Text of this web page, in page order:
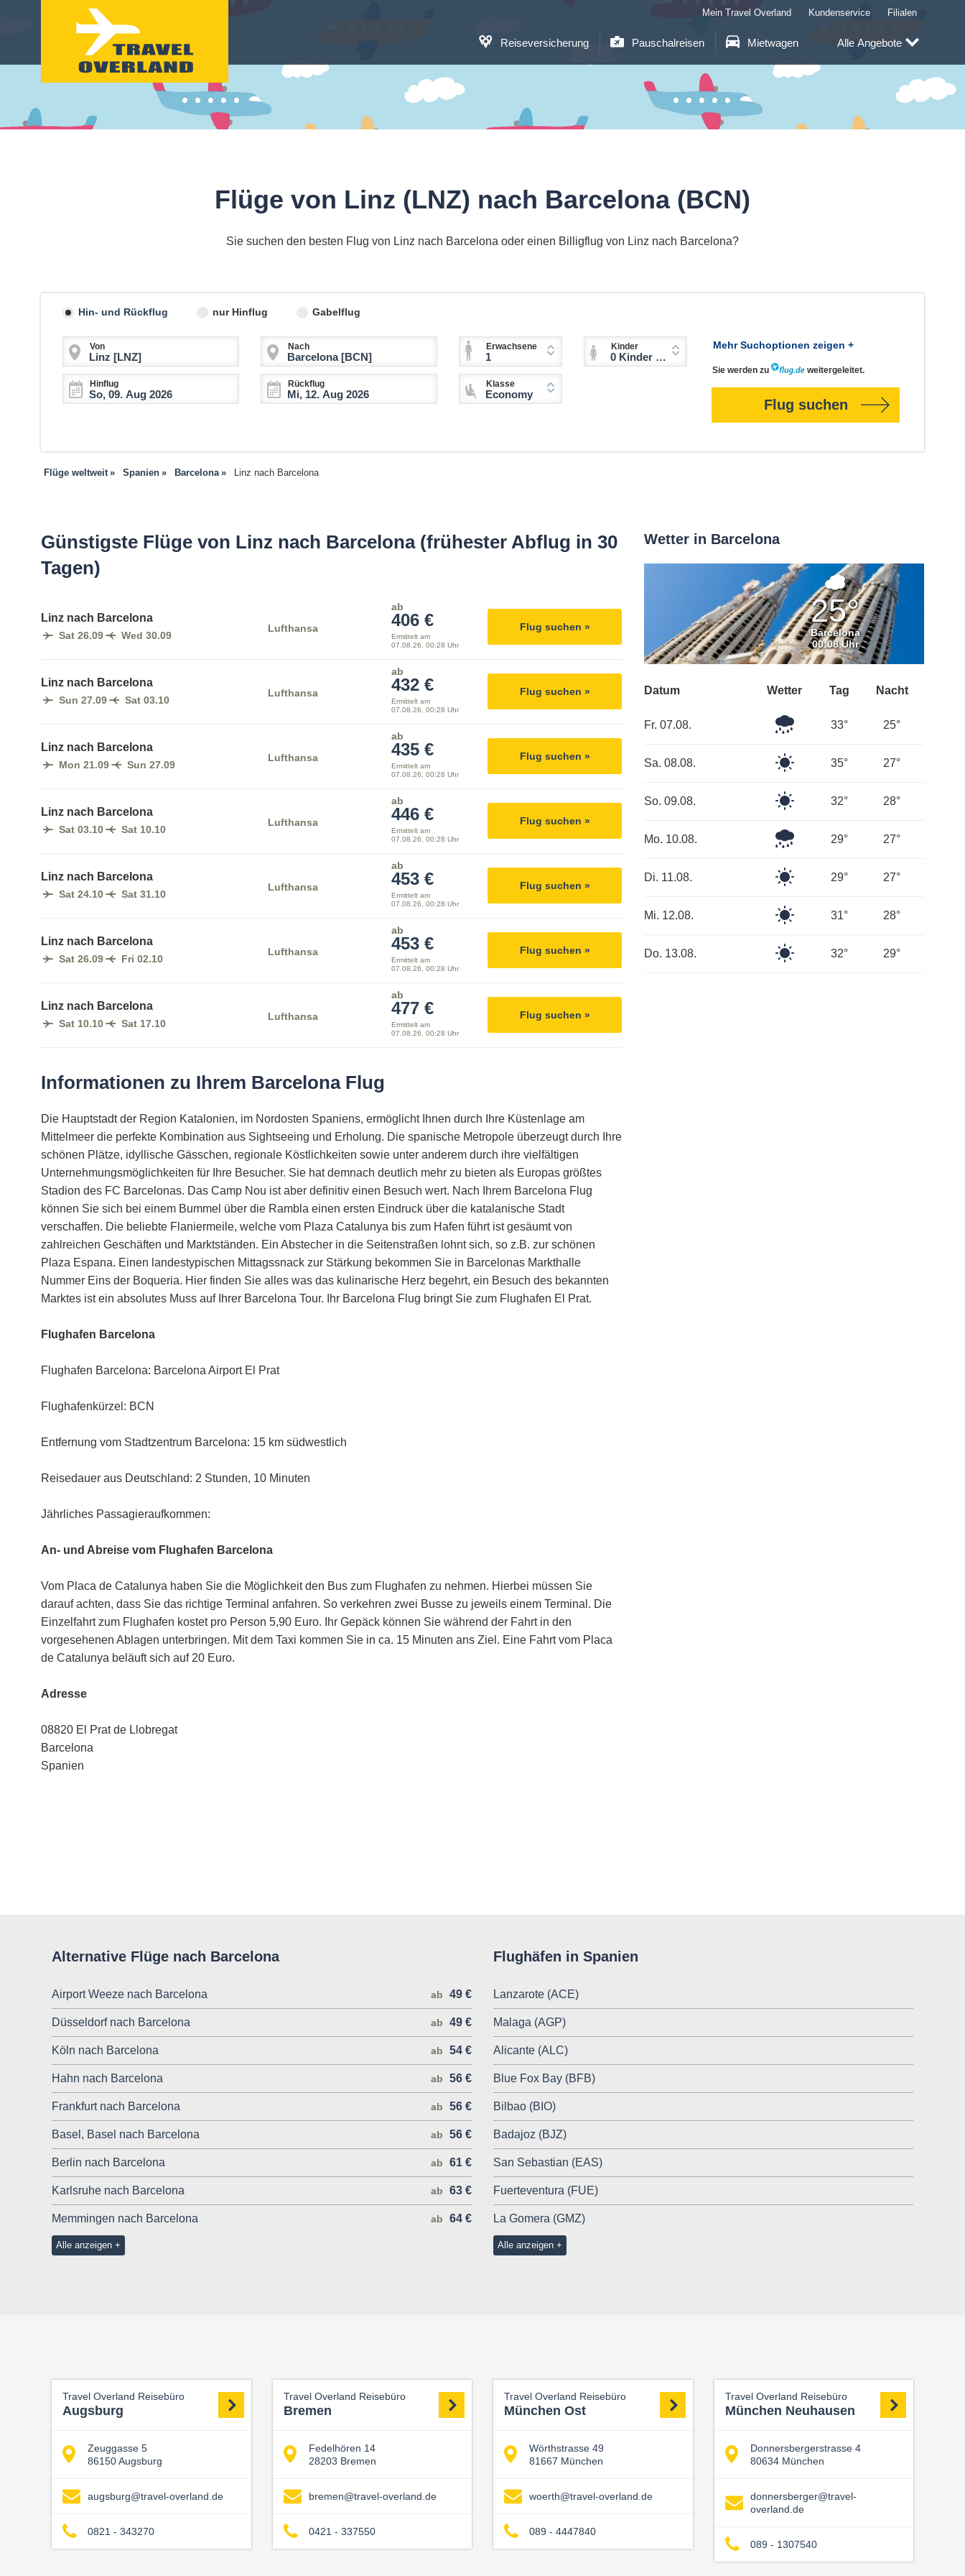
Reiseversicherung Pauschalreisen Mietwagen
Mein Travel Overland Kundenservice Filialen
Alle Angebote
Flüge von Linz (LNZ) nach Barcelona (BCN)
Sie suchen den besten Flug von Linz nach Barcelona oder einen Billigflug von Linz nach Barcelona?
Hin- und Rückflug nur Hinflug Gabelflug
Von Nach
Hinflug Rückflug
Erwachsene
1
Kinder
0 Kinder (2-11 Jahre)
Klasse
Economy
Mehr Suchoptionen zeigen +
Sie werden zu weitergeleitet.
Flug suchen
Flüge weltweit Spanien Barcelona Linz nach Barcelona
Günstigste Flüge von Linz nach Barcelona (frühester Abflug in 30
Tagen)
Linz nach Barcelona
Sat 26.09 Wed 30.09
Lufthansa
ab
406 €
Ermittelt am
07.08.26, 00:28 Uhr
Flug suchen »
Linz nach Barcelona
Sun 27.09 Sat 03.10
Lufthansa
ab
432 €
Ermittelt am
07.08.26, 00:28 Uhr
Flug suchen »
Linz nach Barcelona
Mon 21.09 Sun 27.09
Lufthansa
ab
435 €
Ermittelt am
07.08.26, 00:28 Uhr
Flug suchen »
Linz nach Barcelona
Sat 03.10 Sat 10.10
Lufthansa
ab
446 €
Ermittelt am
07.08.26, 00:28 Uhr
Flug suchen »
Linz nach Barcelona
Sat 24.10 Sat 31.10
Lufthansa
ab
453 €
Ermittelt am
07.08.26, 00:28 Uhr
Flug suchen »
Linz nach Barcelona
Sat 26.09 Fri 02.10
Lufthansa
ab
453 €
Ermittelt am
07.08.26, 00:28 Uhr
Flug suchen »
Linz nach Barcelona
Sat 10.10 Sat 17.10
Lufthansa
ab
477 €
Ermittelt am
07.08.26, 00:28 Uhr
Flug suchen »
Informationen zu Ihrem Barcelona Flug
Die Hauptstadt der Region Katalonien, im Nordosten Spaniens, ermöglicht Ihnen durch Ihre Küstenlage am
Mittelmeer die perfekte Kombination aus Sightseeing und Erholung. Die spanische Metropole überzeugt durch Ihre
schönen Plätze, idyllische Gässchen, regionale Köstlichkeiten sowie unter anderem durch ihre vielfältigen
Unternehmungsmöglichkeiten für Ihre Besucher. Sie hat demnach deutlich mehr zu bieten als Europas größtes
Stadion des FC Barcelonas. Das Camp Nou ist aber definitiv einen Besuch wert. Nach Ihrem Barcelona Flug
können Sie sich bei einem Bummel über die Rambla einen ersten Eindruck über die katalanische Stadt
verschaffen. Die beliebte Flaniermeile, welche vom Plaza Catalunya bis zum Hafen führt ist gesäumt von
zahlreichen Geschäften und Marktständen. Ein Abstecher in die Seitenstraßen lohnt sich, so z.B. zur schönen
Plaza Espana. Einen landestypischen Mittagssnack zur Stärkung bekommen Sie in Barcelonas Markthalle
Nummer Eins der Boqueria. Hier finden Sie alles was das kulinarische Herz begehrt, ein Besuch des bekannten
Marktes ist ein absolutes Muss auf Ihrer Barcelona Tour. Ihr Barcelona Flug bringt Sie zum Flughafen El Prat.
Flughafen Barcelona
Flughafen Barcelona: Barcelona Airport El Prat
Flughafenkürzel: BCN
Entfernung vom Stadtzentrum Barcelona: 15 km südwestlich
Reisedauer aus Deutschland: 2 Stunden, 10 Minuten
Jährliches Passagieraufkommen:
An- und Abreise vom Flughafen Barcelona
Vom Placa de Catalunya haben Sie die Möglichkeit den Bus zum Flughafen zu nehmen. Hierbei müssen Sie
darauf achten, dass Sie das richtige Terminal anfahren. So verkehren zwei Busse zu jeweils einem Terminal. Die
Einzelfahrt zum Flughafen kostet pro Person 5,90 Euro. Ihr Gepäck können Sie während der Fahrt in den
vorgesehenen Ablagen unterbringen. Mit dem Taxi kommen Sie in ca. 15 Minuten ans Ziel. Eine Fahrt vom Placa
de Catalunya beläuft sich auf 20 Euro.
Adresse
08820 El Prat de Llobregat
Barcelona
Spanien
Wetter in Barcelona
Bedeckt
25°
Barcelona
00:08 Uhr
Datum Wetter Tag Nacht
Fr. 07.08.
Leichter33° 25°
Sa. 08.08.
Klarer
35° 27°
So. 09.08.
Klarer
32° 28°
Mo. 10.08.
Leichter29° 27°
Di. 11.08.
Klarer
29° 27°
Mi. 12.08.
Klarer
31° 28°
Do. 13.08.
Klarer
32° 29°
Alternative Flüge nach Barcelona
Airport Weeze nach Barcelona ab 49 €
Düsseldorf nach Barcelona ab 49 €
Köln nach Barcelona ab 54 €
Hahn nach Barcelona ab 56 €
Frankfurt nach Barcelona ab 56 €
Basel, Basel nach Barcelona ab 56 €
Berlin nach Barcelona ab 61 €
Karlsruhe nach Barcelona ab 63 €
Memmingen nach Barcelona ab 64 €
Alle anzeigen
Flughäfen in Spanien
Lanzarote (ACE)
Malaga (AGP)
Alicante (ALC)
Blue Fox Bay (BFB)
Bilbao (BIO)
Badajoz (BJZ)
San Sebastian (EAS)
Fuerteventura (FUE)
La Gomera (GMZ)
Alle anzeigen
Travel Overland Reisebüro
Augsburg
Zeuggasse 5
86150 Augsburg
augsburg@travel-overland.de
0821 - 343270
Travel Overland Reisebüro
Bremen
Fedelhören 14
28203 Bremen
bremen@travel-overland.de
0421 - 337550
Travel Overland Reisebüro
München Ost
Wörthstrasse 49
81667 München
woerth@travel-overland.de
089 - 4447840
Travel Overland Reisebüro
München Neuhausen
Donnersbergerstrasse 4
80634 München
donnersberger@travel-
overland.de
089 - 1307540